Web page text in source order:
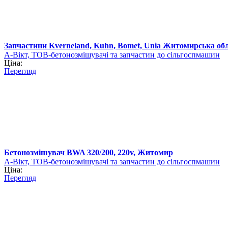
Запчастини Kverneland, Kuhn, Bomet, Unia Житомирська
А-Вікт, ТОВ-бетонозмішувачі та запчастин до сільгоспмашин
Ціна:
Перегляд
Бетонозмішувач BWA 320/200, 220v, Житомир
А-Вікт, ТОВ-бетонозмішувачі та запчастин до сільгоспмашин
Ціна:
Перегляд